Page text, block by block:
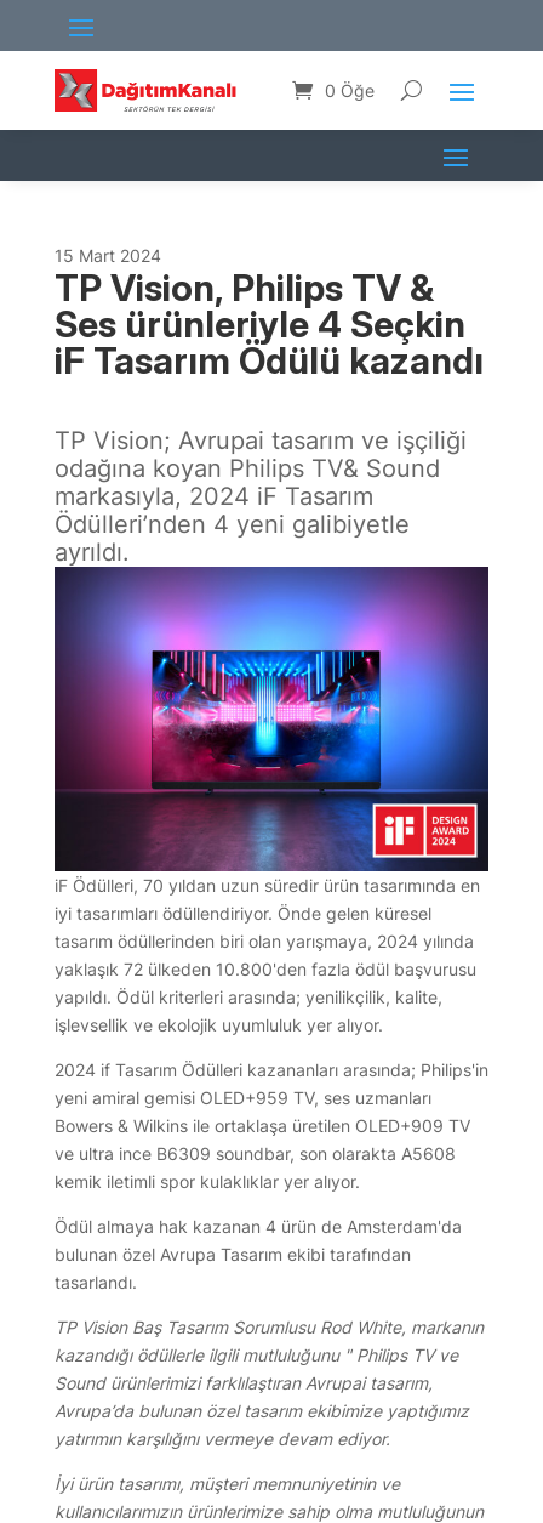
0 Öğe
15 Mart 2024
TP Vision, Philips TV &
Ses ürünleriyle 4 Seçkin
iF Tasarım Ödülü kazandı
TP Vision; Avrupai tasarım ve işçiliği
odağına koyan Philips TV& Sound
markasıyla, 2024 iF Tasarım
Ödülleri’nden 4 yeni galibiyetle
ayrıldı.
iF Ödülleri, 70 yıldan uzun süredir ürün tasarımında en
iyi tasarımları ödüllendiriyor. Önde gelen küresel
tasarım ödüllerinden biri olan yarışmaya, 2024 yılında
yaklaşık 72 ülkeden 10.800'den fazla ödül başvurusu
yapıldı. Ödül kriterleri arasında; yenilikçilik, kalite,
işlevsellik ve ekolojik uyumluluk yer alıyor.
2024 if Tasarım Ödülleri kazananları arasında; Philips'in
yeni amiral gemisi OLED+959 TV, ses uzmanları
Bowers & Wilkins ile ortaklaşa üretilen OLED+909 TV
ve ultra ince B6309 soundbar, son olarakta A5608
kemik iletimli spor kulaklıklar yer alıyor.
Ödül almaya hak kazanan 4 ürün de Amsterdam'da
bulunan özel Avrupa Tasarım ekibi tarafından
tasarlandı.
TP Vision Baş Tasarım Sorumlusu Rod White, markanın
kazandığı ödüllerle ilgili mutluluğunu " Philips TV ve
Sound ürünlerimizi farklılaştıran Avrupai tasarım,
Avrupa’da bulunan özel tasarım ekibimize yaptığımız
yatırımın karşılığını vermeye devam ediyor.
İyi ürün tasarımı, müşteri memnuniyetinin ve
kullanıcılarımızın ürünlerimize sahip olma mutluluğunun